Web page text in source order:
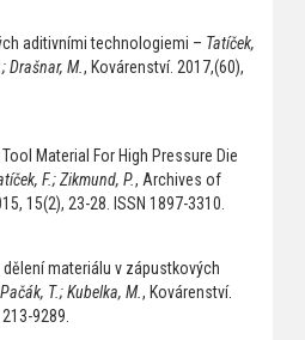
aditivními technologiemi – Tatíček,
Drašnar, M., Kovárenství. 2017,(60),
Material For High Pressure Die
F.; Zikmund, P., Archives of
15(2), 23-28. ISSN 1897-3310.
materiálu v zápustkových
T.; Kubelka, M., Kovárenství.
9289.